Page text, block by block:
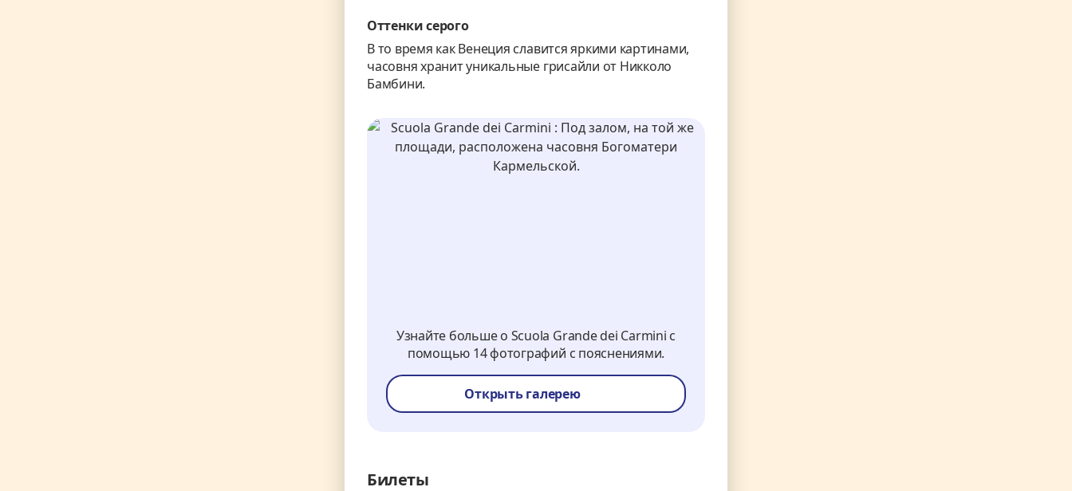
Оттенки серого
В то время как Венеция славится яркими картинами,
часовня хранит уникальные гриcайли от Никколо
Бамбини.
Узнайте больше о Scuola Grande dei Carmini с
помощью 14 фотографий с пояснениями.
Открыть галерею
Билеты